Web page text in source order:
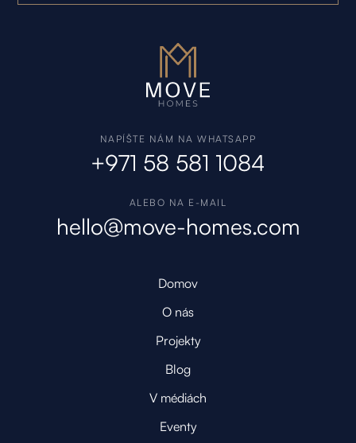
NAPÍŠTE NÁM NA WHATSAPP
+971 58 581 1084
ALEBO NA E-MAIL
hello@move-homes.com
Domov
O nás
Projekty
Blog
V médiách
Eventy